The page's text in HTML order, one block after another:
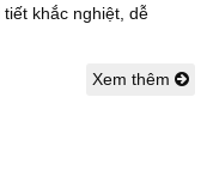
khắc nghiệt, dễ
Xem thêm